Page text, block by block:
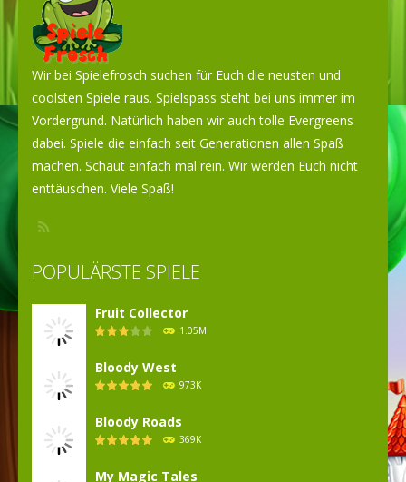
Wir bei Spielefrosch suchen für Euch die neusten und
coolsten Spiele raus. Spielspass steht bei uns immer im
Vordergrund. Natürlich haben wir auch tolle Evergreens
dabei. Spiele die einfach seit Generationen allen Spaß
machen. Schaut einfach mal rein. Wir werden Euch nicht
enttäuschen. Viele Spaß!
POPULÄRSTE SPIELE
Fruit Collector
1.05M
Bloody West
973K
Bloody Roads
369K
My Magic Tales